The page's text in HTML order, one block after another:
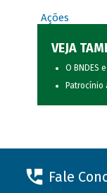
Ações
VEJA
O BNDES
Patrocínio
Fale